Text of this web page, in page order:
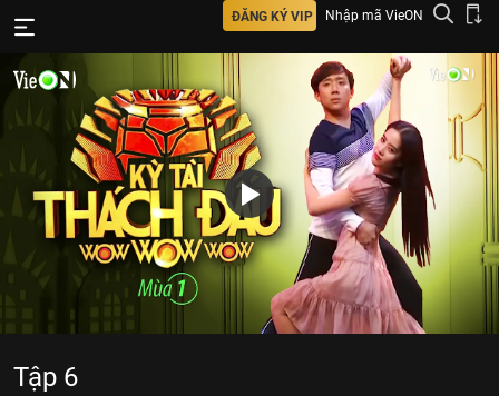
ĐĂNG KÝ VIP Nhập mã VieON
Tập 6